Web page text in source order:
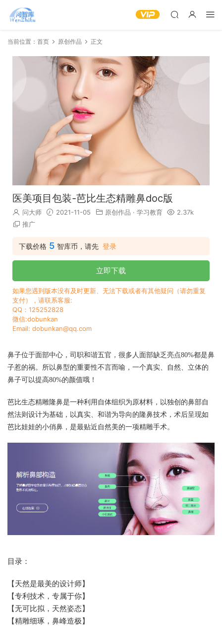
当前位置： 首页 原创作品 正文
医美项目包装-芭比生态精雕鼻doc版
问大师 2021-11-05 原创作品 · 学习教育
2.37k
推广
下载价格 5 智库币，请先 登录
立即下载
如果您遇到版本没有及时更新、无法下载或者有其他疑问（请勿重复
支付），请联系客服:
QQ：125252828
微信:dobunkan
Email: dobunkan@qq.com
鼻子位于面部中心，司职和谐五官，很多人面部缺乏亮点80%都是鼻
子惹的祸。所以鼻型的重要性不言而喻，一个真实、自然、立体的
鼻子可以提高80%的颜值哦！
芭比生态精雕隆鼻是一种利用自体组织为原材料，以独创的鼻部自
然法则设计为基础，以真实、和谐为导向的隆鼻技术，术后呈现如
芭比娃娃的小俏鼻，是最贴近自然美的一项精雕手术。
目录：
【天然是最美的设计师】
【专利技术，专属于你】
【无可比拟，天然姿态】
【精雕细琢，鼻峰造极】